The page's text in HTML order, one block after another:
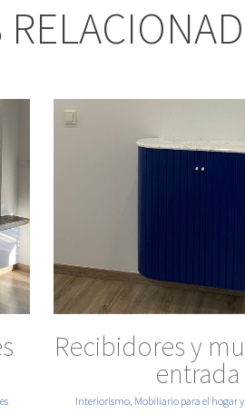
Recibidores y
entrada
Interiorismo, Mobiliario para el hogar